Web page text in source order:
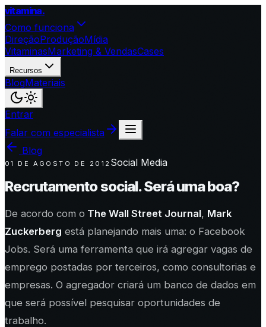
vitamina.
Como funciona
DireçãoProduçãoMídia
VitaminasMarketing & VendasCases
Recursos
BlogMateriais
Entrar
Falar com especialista
Blog
01 DE AGOSTO DE 2012 Social Media
Recrutamento social. Será uma boa?
De acordo com o The Wall Street Journal, Mark
Zuckerberg está planejando mais uma: o Facebook
Jobs. Será uma ferramenta que irá agregar vagas de
emprego postadas por terceiros, como consultorias e
empresas. O agregador criará um banco de dados em
que será possível pesquisar oportunidades de
trabalho.